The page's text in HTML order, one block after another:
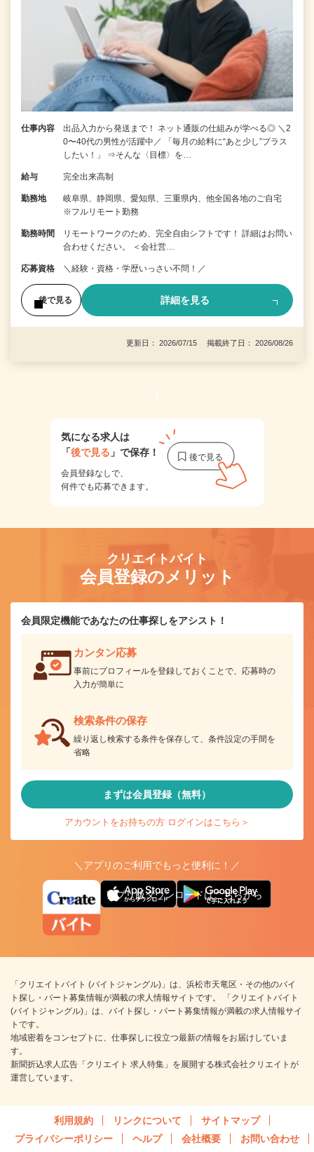
仕事内容
出品入力から発送まで！ ネット通販の仕組みが学べる◎ ＼2
0〜40代の男性が活躍中／ 「毎月の給料に“あと少し”プラス
したい！」 ⇒そんな〈目標〉を…
給与 完全出来高制
勤務地
岐阜県、静岡県、愛知県、三重県内、他全国各地のご自宅
※フルリモート勤務
勤務時間
リモートワークのため、完全自由シフトです！ 詳細はお問い
合わせください。 ＜会社営…
応募資格 ＼経験・資格・学歴いっさい不問！／
後で見る 詳細を見る
更新日： 2026/07/15 掲載終了日： 2026/08/26
1
気になる求人は
「後で見る 」で保存！
会員登録なしで、
何件でも応募できます。
クリエイトバイト
会員登録のメリット
会員限定機能であなたの仕事探しをアシスト！
カンタン応募
事前にプロフィールを登録しておくことで、応募時の
入力が簡単に
検索条件の保存
繰り返し検索する条件を保存して、条件設定の手間を
省略
まずは会員登録（無料）
アカウントをお持ちの方 ログインはこちら＞
＼アプリのご利用でもっと便利に！／
アプリ版ダウンロードはこちらから
「クリエイトバイト (バイトジャングル)」は、浜松市天竜区・その他のバイ
ト探し・パート募集情報が満載の求人情報サイトです。 「クリエイトバイト
(バイトジャングル)」は、バイト探し・パート募集情報が満載の求人情報サイ
トです。
地域密着をコンセプトに、仕事探しに役立つ最新の情報をお届けしていま
す。
新聞折込求人広告「クリエイト 求人特集」を展開する株式会社クリエイトが
運営しています。
利用規約 リンクについて
サイトマップ
プライバシーポリシー
ヘルプ 会社概要
お問い合わせ